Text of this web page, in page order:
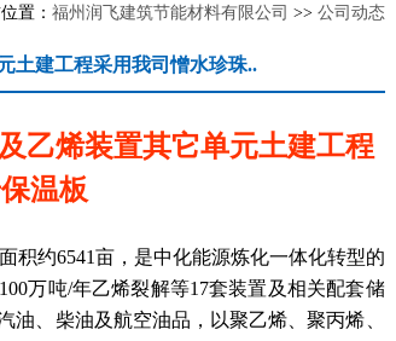
置： 福州润飞建筑节能材料有限公司 >> 公司动态
土建工程采用我司憎水珍珠..
乙烯装置其它单元土建工程
温板
积约6541亩，是中化能源炼化一体化转型的
万吨/年乙烯裂解等17套装置及相关配套储
、柴油及航空油品，以聚乙烯、聚丙烯、